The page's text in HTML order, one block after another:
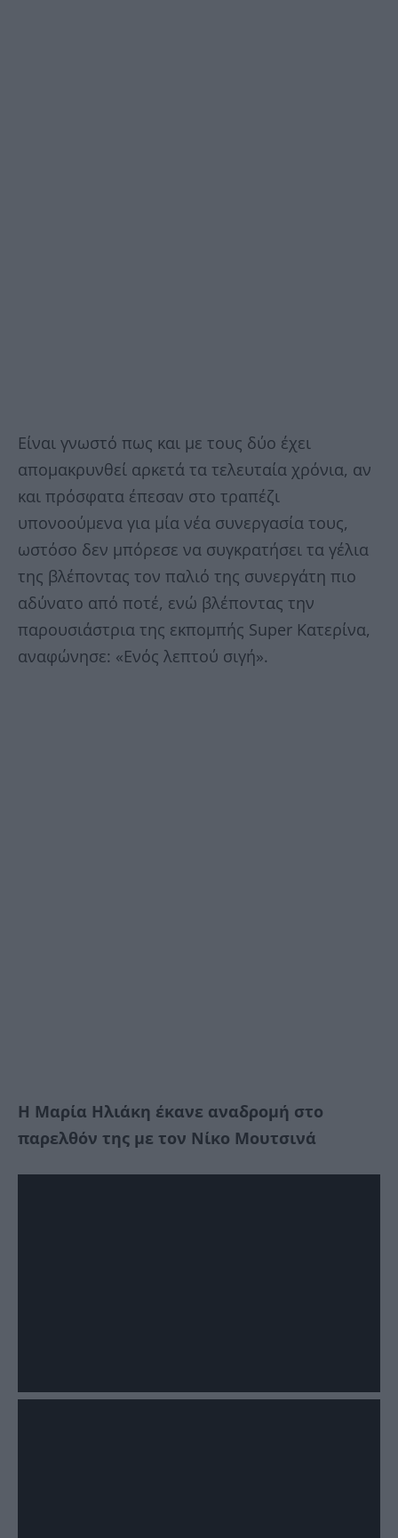
Είναι γνωστό πως και με τους δύο έχει
απομακρυνθεί αρκετά τα τελευταία χρόνια, αν
και πρόσφατα έπεσαν στο τραπέζι
υπονοούμενα για μία νέα συνεργασία τους,
ωστόσο δεν μπόρεσε να συγκρατήσει τα γέλια
της βλέποντας τον παλιό της συνεργάτη πιο
αδύνατο από ποτέ, ενώ βλέποντας την
παρουσιάστρια της εκπομπής Super Κατερίνα,
αναφώνησε: «Ενός λεπτού σιγή».
Η Μαρία Ηλιάκη έκανε αναδρομή στο
παρελθόν της με τον Νίκο Μουτσινά